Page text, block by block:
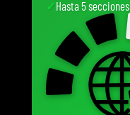
✓Hasta 5